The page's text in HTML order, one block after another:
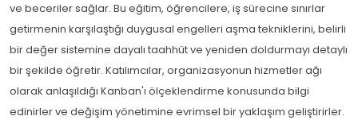
ve beceriler sağlar. Bu eğitim, öğrencilere, iş sürecine sınırlar
getirmenin karşılaştığı duygusal engelleri aşma tekniklerini, belirli
bir değer sistemine dayalı taahhüt ve yeniden doldurmayı detaylı
bir şekilde öğretir. Katılımcılar, organizasyonun hizmetler ağı
olarak anlaşıldığı Kanban'ı ölçeklendirme konusunda bilgi
edinirler ve değişim yönetimine evrimsel bir yaklaşım geliştirirler.